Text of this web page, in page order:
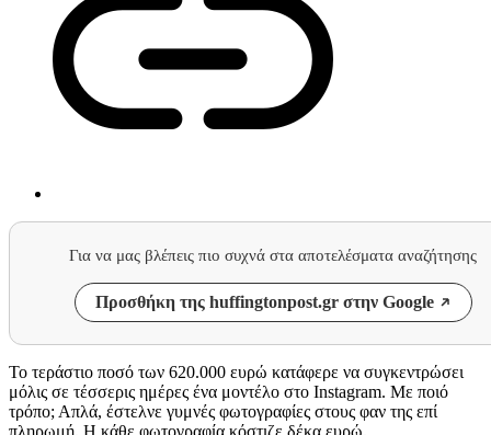
Για να μας βλέπεις πιο συχνά στα αποτελέσματα αναζήτησης
Προσθήκη της huffingtonpost.gr στην Google
Το τεράστιο ποσό των 620.000 ευρώ κατάφερε να συγκεντρώσει
μόλις σε τέσσερις ημέρες ένα μοντέλο στο Instagram. Με ποιό
τρόπο; Απλά, έστελνε γυμνές φωτογραφίες στους φαν της επί
πληρωμή. Η κάθε φωτογραφία κόστιζε δέκα ευρώ.